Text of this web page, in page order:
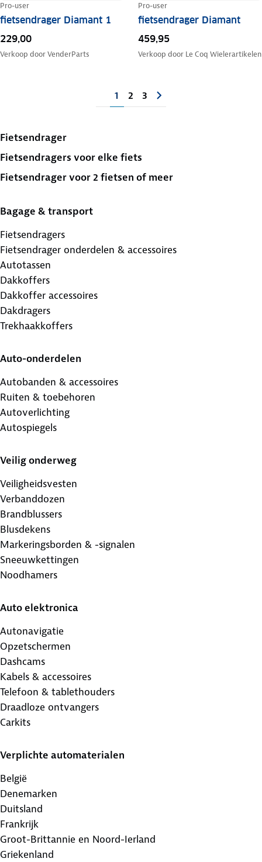
Pro-user
fietsendrager Diamant 1
229,00
Verkoop doorVenderParts
Pro-user
fietsendrager Diamant
459,95
Verkoop door Le Coq Wielerartikelen
1 2 3
Fietsendrager
Fietsendragers voor elke fiets
Fietsendrager voor 2 fietsen of meer
Bagage & transport
Fietsendragers
Fietsendrager onderdelen & accessoires
Autotassen
Dakkoffers
Dakkoffer accessoires
Dakdragers
Trekhaakkoffers
Auto-onderdelen
Autobanden & accessoires
Ruiten & toebehoren
Autoverlichting
Autospiegels
Veilig onderweg
Veiligheidsvesten
Verbanddozen
Brandblussers
Blusdekens
Markeringsborden & -signalen
Sneeuwkettingen
Noodhamers
Auto elektronica
Autonavigatie
Opzetschermen
Dashcams
Kabels & accessoires
Telefoon & tablethouders
Draadloze ontvangers
Carkits
Verplichte automaterialen
België
Denemarken
Duitsland
Frankrijk
Groot-Brittannie en Noord-Ierland
Griekenland